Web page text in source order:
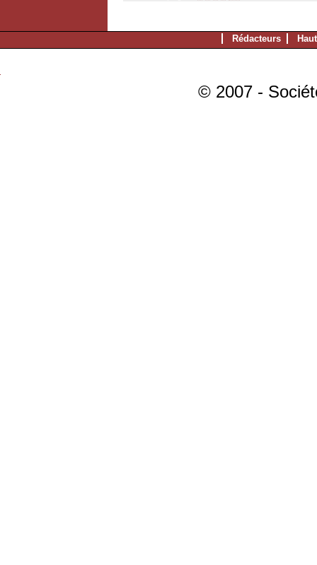
Rédacteurs
© 2007 -